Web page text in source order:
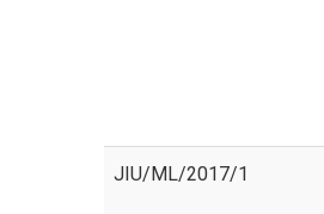
JIU/ML/2017/1